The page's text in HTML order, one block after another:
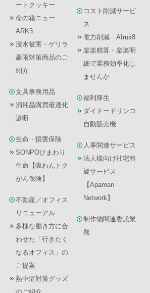
ートクッキー
命の箱ニュー
ARK3
浸水被害・ゲリラ
豪雨対策商品のご
紹介
文具事務用品
消耗品購買最適化
診断
生命・損害保険
SONPOひまわり
生命【吸わんトク
がん保険】
不動産／オフィス
リニューアル
多様な働き方に合
わせた「行きたく
なるオフィス」の
ご提案
熱中症対策グッズ
コスト削減サービ
ス
電力削減 AIrux8
楽楽精算・楽楽明
細で業務効率化し
ませんか
福利厚生
ダイドードリンコ
自動販売機
人事関連サービス
法人様向け社宅斡
旋サービス
【Apaman
Network】
制作物関連委託業
務